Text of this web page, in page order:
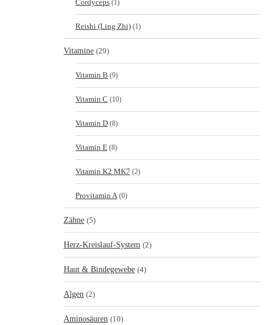
Cordyceps (1)
Reishi (Ling Zhi) (1)
Vitamine (29)
Vitamin B (9)
Vitamin C (10)
Vitamin D (8)
Vitamin E (8)
Vitamin K2 MK7 (2)
Provitamin A (0)
Zähne (5)
Herz-Kreislauf-System (2)
Haut & Bindegewebe (4)
Algen (2)
Aminosäuren (10)